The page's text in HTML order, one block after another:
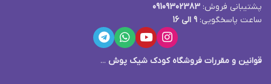
پشتیبانی فروش: 09109302383
ساعت پاسخگویی: 9 الی 16
قوانین و مقررات فروشگاه کودک شیک پوش ...